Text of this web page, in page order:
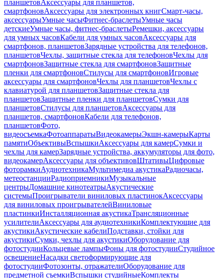
планшетовАксессуары для планшетов,
смартфоновАксессуары для электронных книгСмарт-часы,
аксессуарыУмные часыФитнес-браслетыУмные часы
детскиеУмные часы, фитнес-браслетыРемешки, аксессуары
для умных часовКабели для умных часовАксессуары для
смартфонов, планшетовЗарядные устройства для телефонов,
планшетовЧехлы, защитные стекла для телефоновЧехлы для
смартфоновЗащитные стекла для смартфоновЗащитные
пленки для смартфоновСтилусы для смартфоновИгровые
аксессуары для смартфоновЧехлы для планшетовЧехлы с
клавиатурой для планшетовЗащитные стекла для
планшетовЗащитные пленки для планшетовСумки для
планшетовСтилусы для планшетовАксессуары для
планшетов, смартфоновКабели для телефонов,
планшетовФото,
видеосъемкаФотоаппаратыВидеокамерыЭкшн-камерыКарты
памятиОбъективыВспышкиАксессуары для камерСумки и
чехлы для камерЗарядные устройства, аккумуляторы для фото,
видеокамерАксессуары для объективовШтативыЦифровые
фоторамкиАудиотехникаМультимедиа акустикаРадиочасы,
метеостанцииРадиоприемникиМузыкальные
центрыДомашние кинотеатрыАкустические
системыПроигрыватели виниловых пластинокАксессуары
для виниловых проигрывателейВиниловые
пластинкиИнсталляционная акустикаТрансляционные
усилителиАксессуары для аудиотехникиКомплектующие для
акустикиАкустические кабелиПодставки, стойки для
акустикиСумки, чехлы для акустикиОборудование для
фотостудииКольцевые лампыФоны для фотостудииСтудийное
освещениеНасадки светоформирующие для
фотостудииФотозонты, отражателиОборудование для
предметной съемкиВспышки студийныеКомплекты